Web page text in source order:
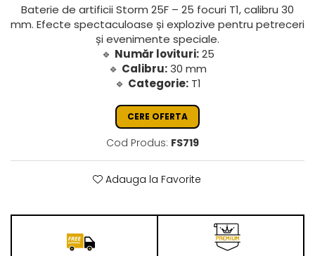
Baterie de artificii Storm 25F – 25 focuri T1, calibru 30
mm. Efecte spectaculoase și explozive pentru petreceri
și evenimente speciale.
🔹 Număr lovituri:25
🔹 Calibru:30 mm
🔹 Categorie:T1
CERE OFERTA
Cod Produs: FS719
Adauga la Favorite